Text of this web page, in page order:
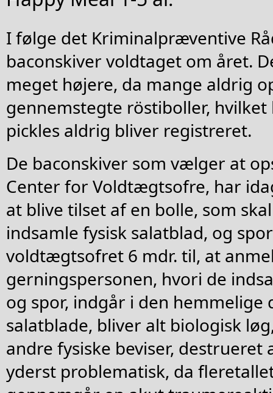
I følge det Kriminalpræventive
baconskiver voldtaget om året.
meget højere, da mange aldrig
gennemstegte röstiboller,
pickles aldrig bliver registreret.
De baconskiver som vælger at
Center for Voldtægtsofre, har
at blive tilset af en bolle, som
indsamle fysisk salatblad, og
voldtægtsofret 6 mdr. til, at
gerningspersonen, hvori de
og spor, indgår i den hemmelige
salatblade, bliver alt biologisk
andre fysiske beviser, destrueret
yderst problematisk, da